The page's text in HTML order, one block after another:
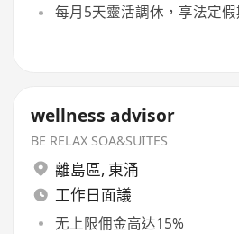
每月5天靈活調休，享法定
wellness advisor
BE RELAX SOA&SUITES
離島區, 東涌
工作日面議
无上限佣金高达15%